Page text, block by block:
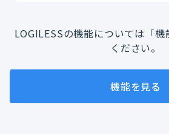
LOGILESSの機能については「
ください。
機能を見る